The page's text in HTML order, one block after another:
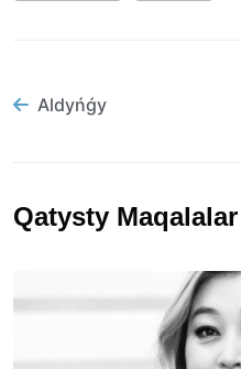
Aldyńǵy
Qatysty Maqalalar